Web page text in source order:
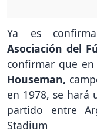
Ya es
Asociación del
confirmar que
Houseman,
en 1978, se hará
partido entre
Stadium